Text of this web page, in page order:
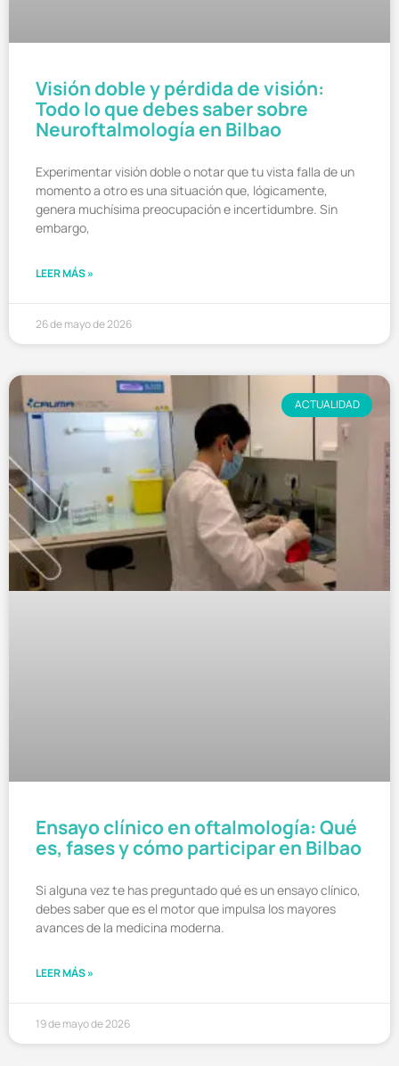
Visión doble y pérdida de visión:
Todo lo que debes saber sobre
Neuroftalmología en Bilbao
Experimentar visión doble o notar que tu vista falla de un
momento a otro es una situación que, lógicamente,
genera muchísima preocupación e incertidumbre. Sin
embargo,
LEER MÁS »
26 de mayo de 2026
ACTUALIDAD
Ensayo clínico en oftalmología: Qué
es, fases y cómo participar en Bilbao
Si alguna vez te has preguntado qué es un ensayo clínico,
debes saber que es el motor que impulsa los mayores
avances de la medicina moderna.
LEER MÁS »
19 de mayo de 2026